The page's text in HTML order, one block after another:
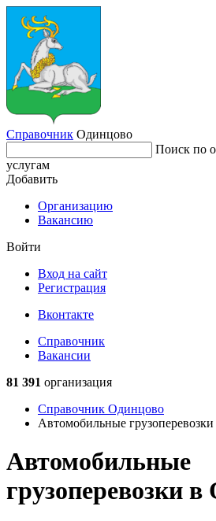
Справочник Одинцово
Поиск по
услугам
Добавить
Организацию
Вакансию
Войти
Вход на сайт
Регистрация
Вконтакте
Справочник
Вакансии
81 391 организация
Справочник Одинцово
Автомобильные грузоперевозки
Автомобильные
грузоперевозки